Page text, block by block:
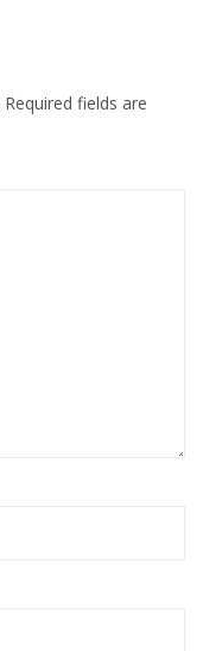
Required fields are